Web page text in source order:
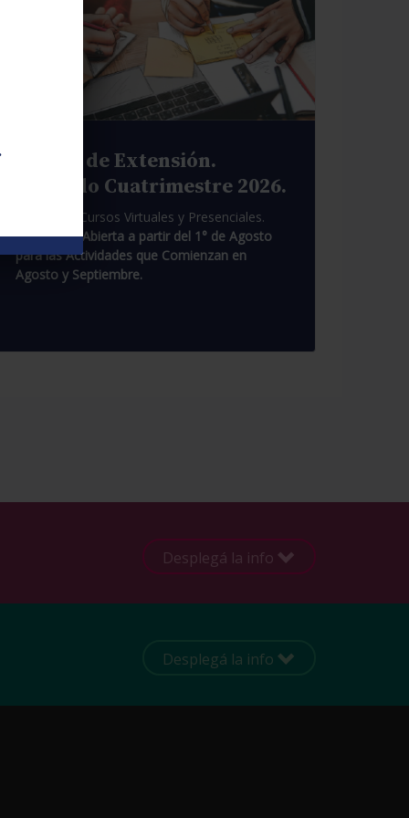
Cursos de Extensión.
Segundo Cuatrimestre 2026.
Pasantías. Cursos Virtuales y Presenciales.
Inscripción Abierta a partir del 1° de Agosto
para las Actividades que Comienzan en
Agosto y Septiembre.
Desplegá la info
Desplegá la info